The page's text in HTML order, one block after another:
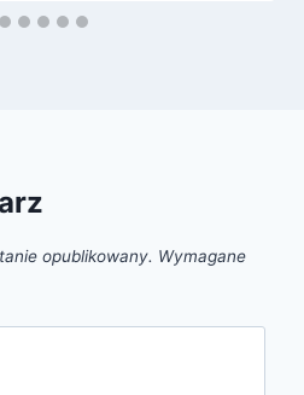
opublikowany. Wymagane